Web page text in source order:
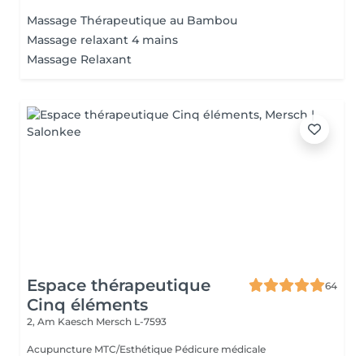
Massage Thérapeutique au Bambou
Massage relaxant 4 mains
Massage Relaxant
Espace thérapeutique
Cinq éléments
64
2, Am Kaesch Mersch L-7593
Acupuncture MTC/Esthétique Pédicure médicale